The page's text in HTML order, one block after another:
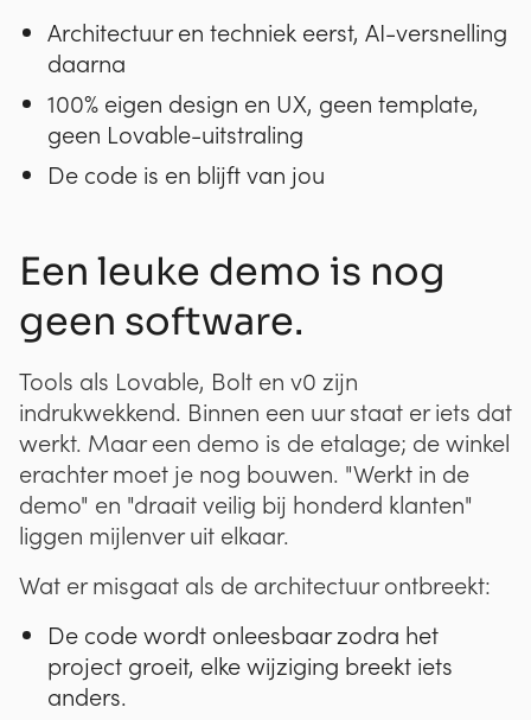
Architectuur en techniek eerst, AI-versnelling
daarna
100% eigen design en UX, geen template,
geen Lovable-uitstraling
De code is en blijft van jou
Een leuke demo is nog
geen software.
Tools als Lovable, Bolt en v0 zijn
indrukwekkend. Binnen een uur staat er iets dat
werkt. Maar een demo is de etalage; de winkel
erachter moet je nog bouwen. "Werkt in de
demo" en "draait veilig bij honderd klanten"
liggen mijlenver uit elkaar.
Wat er misgaat als de architectuur ontbreekt:
De code wordt onleesbaar zodra het
project groeit, elke wijziging breekt iets
anders.